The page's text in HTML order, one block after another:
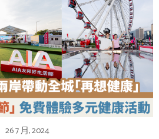
26 7 月, 2024